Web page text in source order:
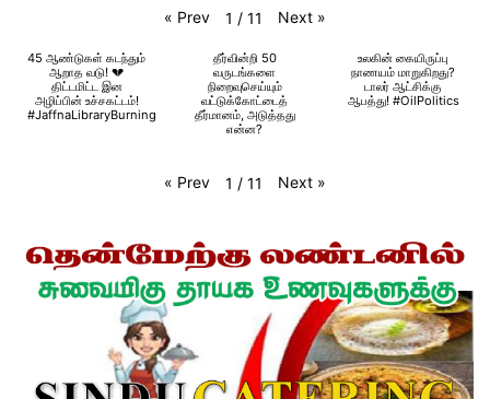
« Prev 1 / 11 Next »
45 ஆண்டுகள் கடந்தும்
ஆறாத வடு! 💔
திட்டமிட்ட இன
அழிப்பின் உச்சகட்டம்!
#JaffnaLibraryBurning
தீர்வின்றி 50
வருடங்களை
நிறைவுசெய்யும்
வட்டுக்கோட்டைத்
தீர்மானம், அடுத்தது
என்ன?
உலகின் கையிருப்பு
நாணயம் மாறுகிறது?
டாலர் ஆட்சிக்கு
ஆபத்து! #OilPolitics
« Prev 1 / 11 Next »